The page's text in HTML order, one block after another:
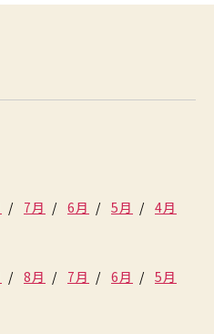
7月 6月 5月
4月
8月 7月 6月
5月